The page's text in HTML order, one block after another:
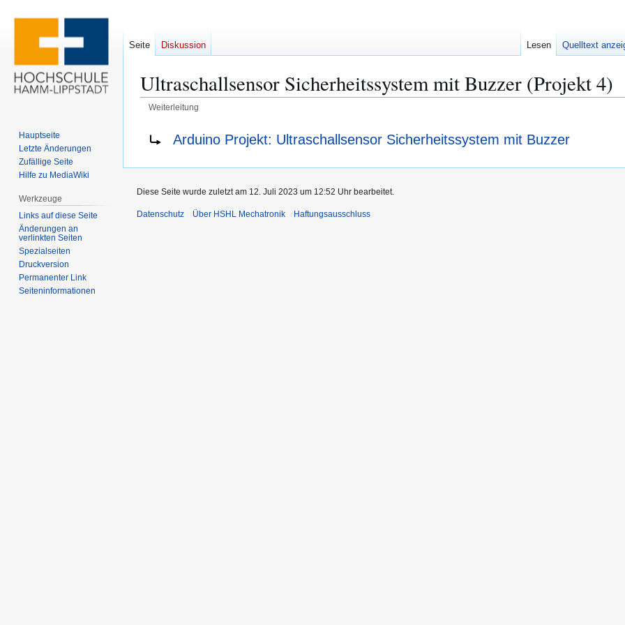
Ultraschallsensor Sicherheitssystem mit Buzzer (Projekt 4)
Weiterleitung
Navigation
Suche
Weiterleitung nach:
Arduino Projekt: Ultraschallsensor Sicherheitssystem mit Buzzer
Seite Diskussion Lesen Quelltext
Hauptseite
Letzte Änderungen
Zufällige Seite
Hilfe zu MediaWiki
Werkzeuge
Links auf diese Seite
Änderungen an
verlinkten Seiten
Spezialseiten
Druckversion
Permanenter Link
Seiten­­informationen
Diese Seite wurde zuletzt am 12. Juli 2023 um 12:52 Uhr bearbeitet.
Datenschutz Über HSHL Mechatronik Haftungsausschluss